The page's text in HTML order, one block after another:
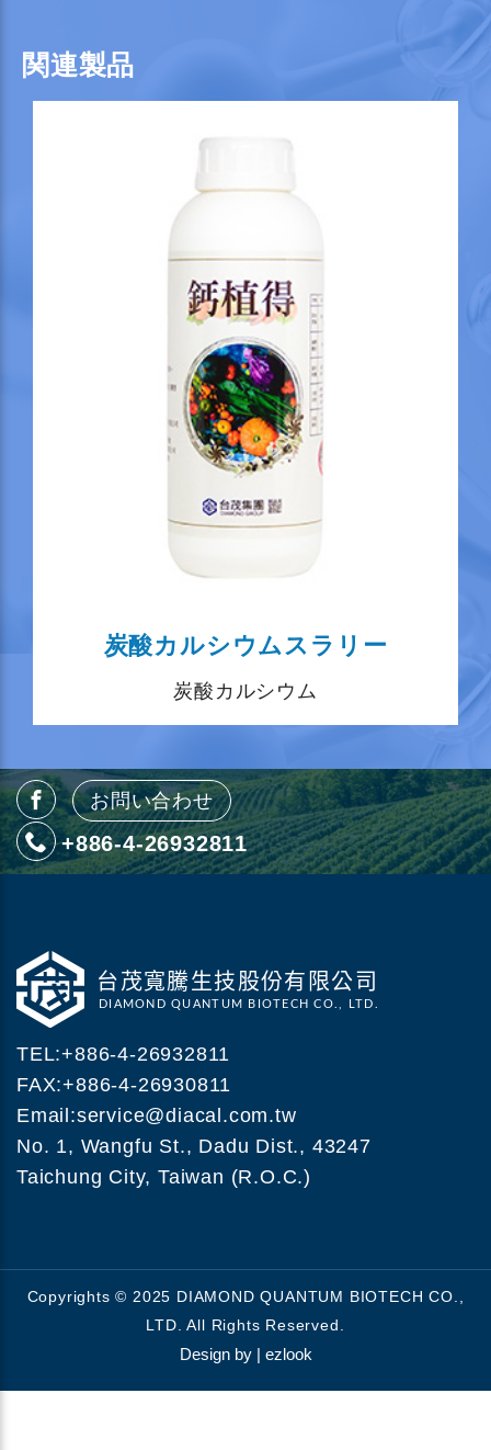
炭酸カルシウムスラリー
炭酸カルシウム
お問い合わせ
+886-4-26932811
TEL:+886-4-26932811
FAX:+886-4-26930811
Email:service@diacal.com.tw
No. 1, Wangfu St., Dadu Dist., 43247
Taichung City, Taiwan (R.O.C.)
Copyrights © 2025 DIAMOND QUANTUM BIOTECH CO.,
LTD. All Rights Reserved.
Design by | ezlook